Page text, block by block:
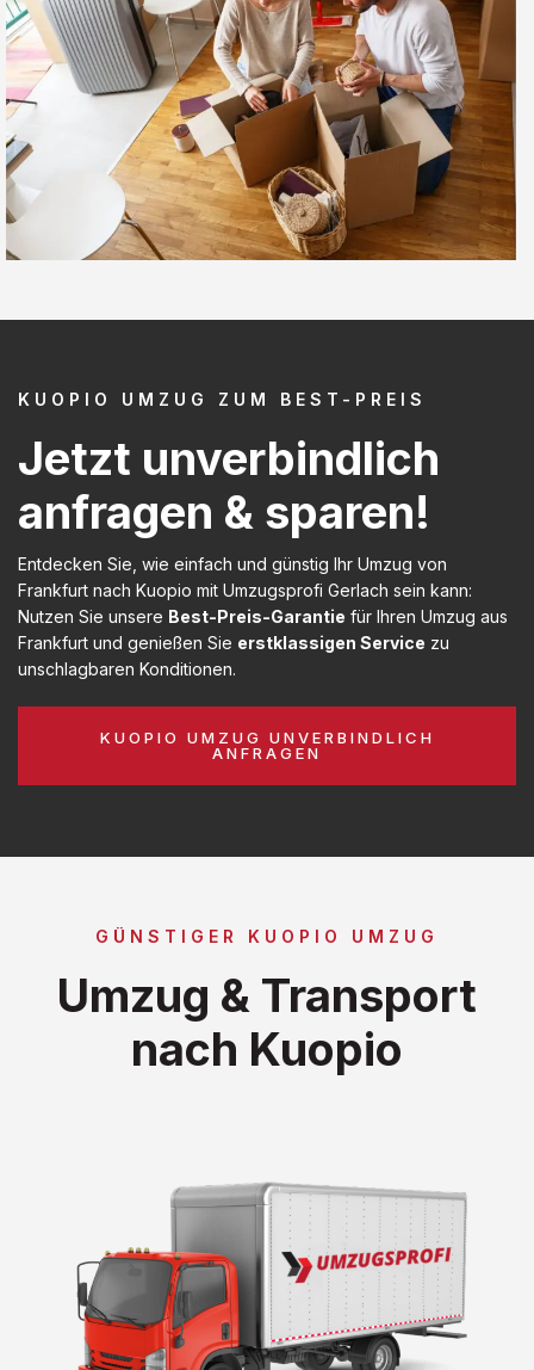
KUOPIO UMZUG ZUM BEST-PREIS
Jetzt unverbindlich
anfragen & sparen!
Entdecken Sie, wie einfach und günstig Ihr Umzug von
Frankfurt nach Kuopio mit Umzugsprofi Gerlach sein kann:
Nutzen Sie unsere Best-Preis-Garantie für Ihren Umzug aus
Frankfurt und genießen Sie erstklassigen Service zu
unschlagbaren Konditionen.
KUOPIO UMZUG UNVERBINDLICH
ANFRAGEN
GÜNSTIGER KUOPIO UMZUG
Umzug & Transport
nach Kuopio